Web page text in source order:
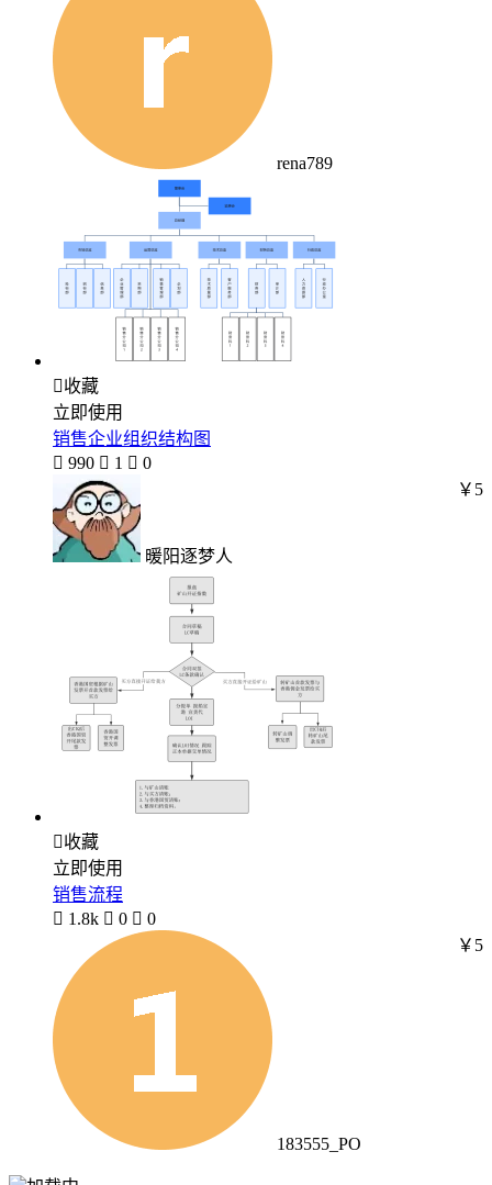
rena789
收藏
立即使用
销售企业组织结构图
 990  1  0
暖阳逐梦人
￥5
收藏
立即使用
销售流程
 1.8k  0  0
183555_PO
￥5